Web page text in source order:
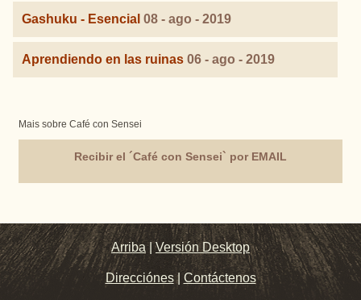
Gashuku - Esencial 08 - ago - 2019
Aprendiendo en las ruinas 06 - ago - 2019
Mais sobre Café con Sensei
Recibir el ´Café con Sensei` por EMAIL
Arriba |Versión Desktop
Direcciónes| Contáctenos